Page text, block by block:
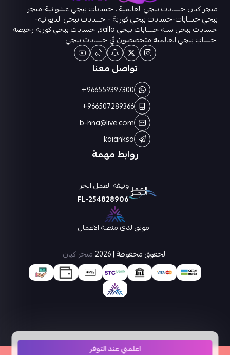
اعلمني عند التوفر
متجر كيان حسابات ببجي العالمية . حسابات ببجي عشوائية-متجر
ببجي حسابات-حسابات ببجي كورية - حسابات ببجي التايوانيه-
حسابات ببجي سله حسابات ببجي salla, حسابات ببجي كورية رخيصة
.حساب ببجي العالمية متخصصون في حسابات ببجي
روابط مهمة
تواصل معنا
+966559397300
+966507289366
b-hna@live.com
kaianksa
وثيقة العمل الحر
FL-254828906
موثق لدى منصة الاعمال
الحقوق محفوظة | 2026
متجر كيان